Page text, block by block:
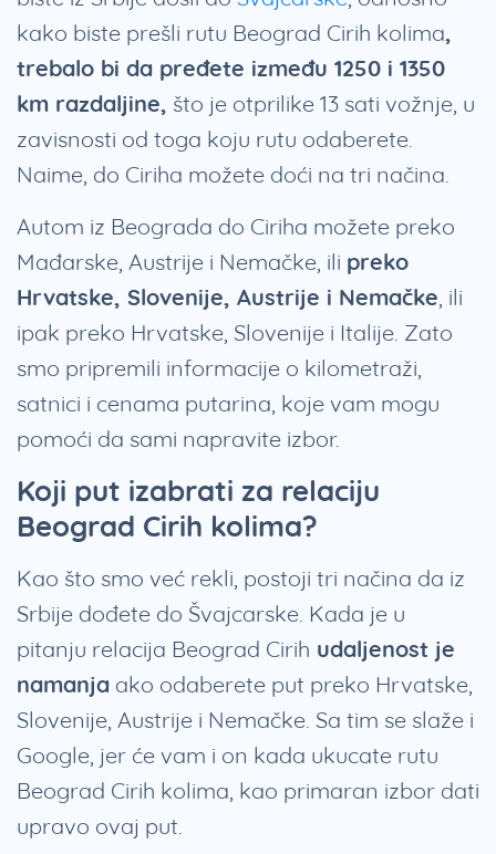
kako biste prešli rutu Beograd Cirih kolima,
trebalo bi da pređete između 1250 i 1350
km razdaljine, što je otprilike 13 sati vožnje, u
zavisnosti od toga koju rutu odaberete.
Naime, do Ciriha možete doći na tri načina.
Autom iz Beograda do Ciriha možete preko
Mađarske, Austrije i Nemačke, ili preko
Hrvatske, Slovenije, Austrije i Nemačke, ili
ipak preko Hrvatske, Slovenije i Italije. Zato
smo pripremili informacije o kilometraži,
satnici i cenama putarina, koje vam mogu
pomoći da sami napravite izbor.
Koji put izabrati za relaciju
Beograd Cirih kolima?
Kao što smo već rekli, postoji tri načina da iz
Srbije dođete do Švajcarske. Kada je u
pitanju relacija Beograd Cirih udaljenost je
namanja ako odaberete put preko Hrvatske,
Slovenije, Austrije i Nemačke. Sa tim se slaže i
Google, jer će vam i on kada ukucate rutu
Beograd Cirih kolima, kao primaran izbor dati
upravo ovaj put.